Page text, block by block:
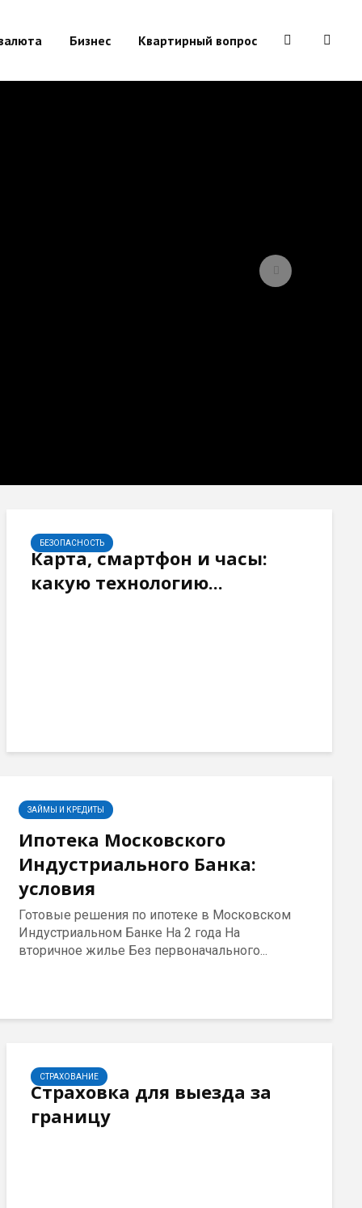
Бизнес Квартирный вопрос
БЕЗОПАСНОСТЬ
Карта, смартфон и часы:
какую технологию...
ЗАЙМЫ И КРЕДИТЫ
Ипотека Московского
Индустриального Банка:
условия
Готовые решения по ипотеке в Московском
Индустриальном Банке На 2 года На
вторичное жилье Без первоначального...
СТРАХОВАНИЕ
Страховка для выезда за
границу